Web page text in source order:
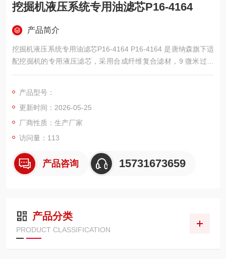
挖掘机液压系统专用油滤芯P16-4164
产品简介
挖掘机液压系统专用油滤芯P16-4164 P16-4164 是唐纳森旗下适
配挖掘机的专用液压滤芯，采用合成纤维复合滤材，9 微米过滤
精度，抗压性能优异。采用折叠一体式结构，搭配金属端盖与防
滤除油液内金属磨屑、粉尘杂质、油泥胶体，防护主泵、控制
阀、油缸等核心精密部件，适配各类大中型挖掘机械设备，可替
换同规格原厂滤芯，保障液压系统运作洁净稳定。
产品型号：
更新时间：2026-05-25
厂商性质：生产厂家
访问量：113
产品咨询 15731673659
产品分类
PRODUCT CLASSIFICATION